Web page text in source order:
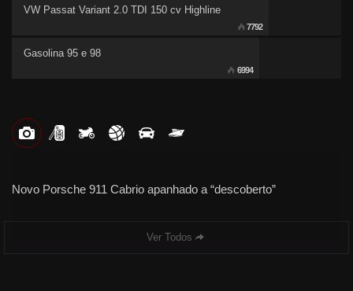
VW Passat Variant 2.0 TDI 150 cv Highline
7792
Gasolina 95 e 98
6994
Novo Porsche 911 Cabrio apanhado a “descoberto”
Ver Todos